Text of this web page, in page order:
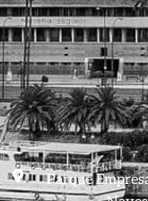
Parque